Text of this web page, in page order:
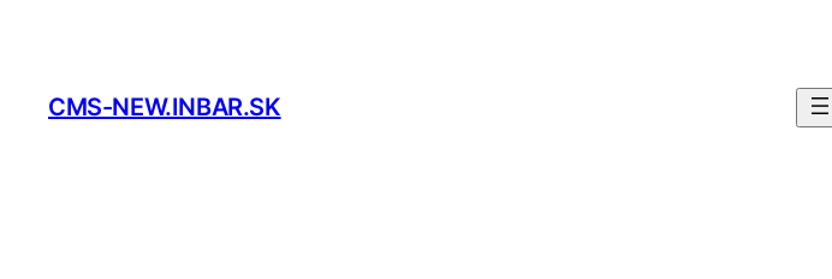
content
CMS-NEW.INBAR.SK